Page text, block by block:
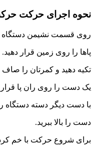
نحوه اجرای حرکت
روی قسمت نشیمن دستگاه
پاها را روی زمین قرار دهید.
تکیه دهید و کمرتان را صاف
یک دست را روی ران پا
با دست دیگر دسته
دست را بالا ببرید.
برای شروع حرکت با خم